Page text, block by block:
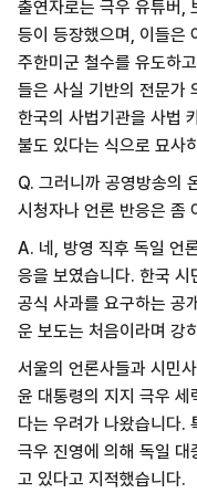
출연자로는 극우 유튜버,
등이 등장했으며, 이들은
주한미군 철수를 유도하
들은 사실 기반의 전문가
한국의 사법기관을 사법
불도 있다는 식으로 묘사
Q. 그러니까 공영방송의
시청자나 언론 반응은 좀
A. 네, 방영 직후 독일 언
응을 보였습니다. 한국
공식 사과를 요구하는 공
운 보도는 처음이라며 강
서울의 언론사들과 시민
윤 대통령의 지지 극우 세
다는 우려가 나왔습니다.
극우 진영에 의해 독일 대
고 있다고 지적했습니다.